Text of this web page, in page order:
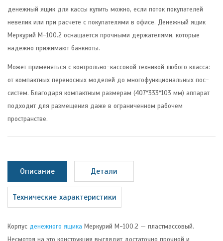
денежный ящик для кассы купить можно, если поток покупателей
невелик или при расчете с покупателями в офисе. Денежный ящик
Меркурий М-100.2 оснащается прочными держателями, которые
надежно прижимают банкноты.
Может применяться с контрольно-кассовой техникой любого класса:
от компактных переносных моделей до многофункциональных пос-
систем. Благодаря компактным размерам (407*333*103 мм) аппарат
подходит для размещения даже в ограниченном рабочем
пространстве.
Описание Детали
Технические характеристики
Корпус денежного ящика Меркурий М-100.2 — пластмассовый.
Несмотря на это конструкция выглядит достаточно прочной и